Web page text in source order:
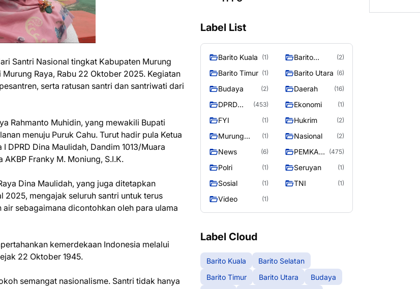
Santri Nasional tingkat Kabupaten Murung
Raya, Rabu 22 Oktober 2025. Kegiatan
serta ratusan santri dan santriwati dari
Rahmanto Muhidin, yang mewakili Bupati
menuju Puruk Cahu. Turut hadir pula Ketua
DPRD Dina Maulidah, Dandim 1013/Muara
Franky M. Moniung, S.I.K.
Dina Maulidah, yang juga ditetapkan
2025, mengajak seluruh santri untuk terus
sebagaimana dicontohkan oleh para ulama
kemerdekaan Indonesia melalui
22 Oktober 1945.
semangat nasionalisme. Santri tidak hanya
Label List
Barito Kuala (1)
Barito
(2)
Barito Timur (1) Barito Utara (6)
Budaya (2) Daerah (16)
DPRD
RAYA
(453) Ekonomi (1)
FYI (1) Hukrim (2)
Murung
(1) Nasional (2)
News (6)
PEMKAB
RAYA
(475)
Polri (1) Seruyan (1)
Sosial (1) TNI (1)
Video (1)
Label Cloud
Barito Kuala
Barito Selatan
Barito Timur
Barito Utara
Budaya